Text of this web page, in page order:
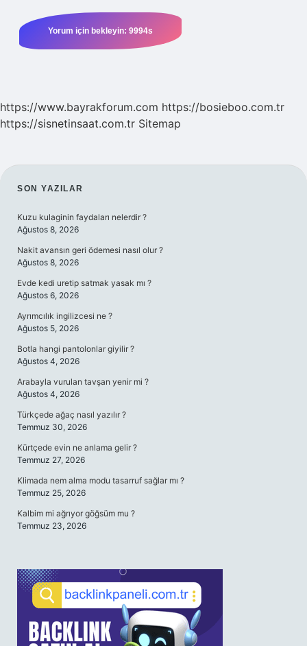
https://www.bayrakforum.com https://bosieboo.com.tr
https://sisnetinsaat.com.tr Sitemap
SIDEBAR
SON YAZILAR
Kuzu kulaginin faydaları nelerdir ?
Ağustos 8, 2026
Nakit avansın geri ödemesi nasıl olur ?
Ağustos 8, 2026
Evde kedi uretip satmak yasak mı ?
Ağustos 6, 2026
Ayrımcılık ingilizcesi ne ?
Ağustos 5, 2026
Botla hangi pantolonlar giyilir ?
Ağustos 4, 2026
Arabayla vurulan tavşan yenir mi ?
Ağustos 4, 2026
Türkçede ağaç nasıl yazılır ?
Temmuz 30, 2026
Kürtçede evin ne anlama gelir ?
Temmuz 27, 2026
Klimada nem alma modu tasarruf sağlar mı ?
Temmuz 25, 2026
Kalbim mi ağrıyor göğsüm mu ?
Temmuz 23, 2026